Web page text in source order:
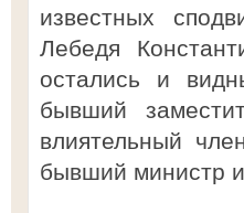
известных
Лебедя
остались и
бывший
влиятельный
бывший министр